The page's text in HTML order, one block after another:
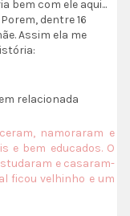
bem com ele aqui...
Porem, dentre 16
Assim ela me
namoraram e
e bem educados. O
e casaram-
ficou velhinho e um